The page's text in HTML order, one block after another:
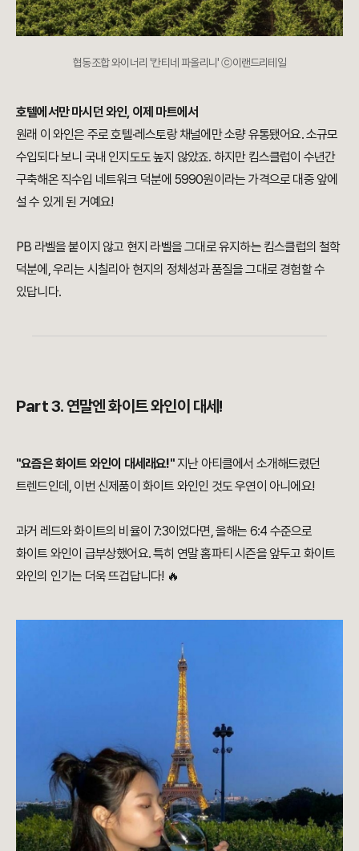
협동조합 와이너리 '칸티네 파올리니' ⓒ이랜드리테일
호텔에서만 마시던 와인, 이제 마트에서
원래 이 와인은 주로 호텔·레스토랑 채널에만 소량 유통됐어요. 소규모
수입되다 보니 국내 인지도도 높지 않았죠. 하지만 킴스클럽이 수년간
구축해온 직수입 네트워크 덕분에 5990원이라는 가격으로 대중 앞에
설 수 있게 된 거예요!
PB 라벨을 붙이지 않고 현지 라벨을 그대로 유지하는 킴스클럽의 철학
덕분에, 우리는 시칠리아 현지의 정체성과 품질을 그대로 경험할 수
있답니다.
Part 3. 연말엔 화이트 와인이 대세!
"요즘은 화이트 와인이 대세래요!"지난 아티클에서 소개해드렸던
트렌드인데, 이번 신제품이 화이트 와인인 것도 우연이 아니에요!
과거 레드와 화이트의 비율이 7:3이었다면, 올해는 6:4 수준으로
화이트 와인이 급부상했어요. 특히 연말 홈파티 시즌을 앞두고 화이트
와인의 인기는 더욱 뜨겁답니다! 🔥